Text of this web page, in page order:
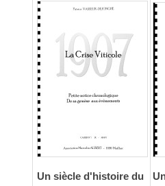
Un siècle d'histoire du